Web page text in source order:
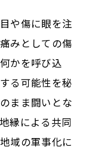
や傷に眼を注
みとしての傷
かを呼び込
る可能性を秘
まま闘いとな
縁による共同
域の軍事化に